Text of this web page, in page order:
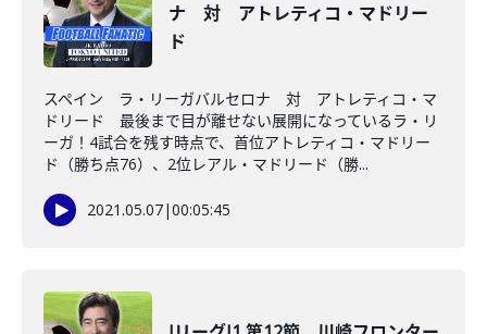
ナ 対 アトレティコ・マドリー
ド
スペイン ラ・リーガバルセロナ 対 アトレティコ・マ
ドリード 最後まで目が離せない展開になっているラ・リ
ーガ！4試合を残す時点で、首位アトレティコ・マドリー
ド（勝ち点76）、2位レアル・マドリード（勝...
2021.05.07|00:05:45